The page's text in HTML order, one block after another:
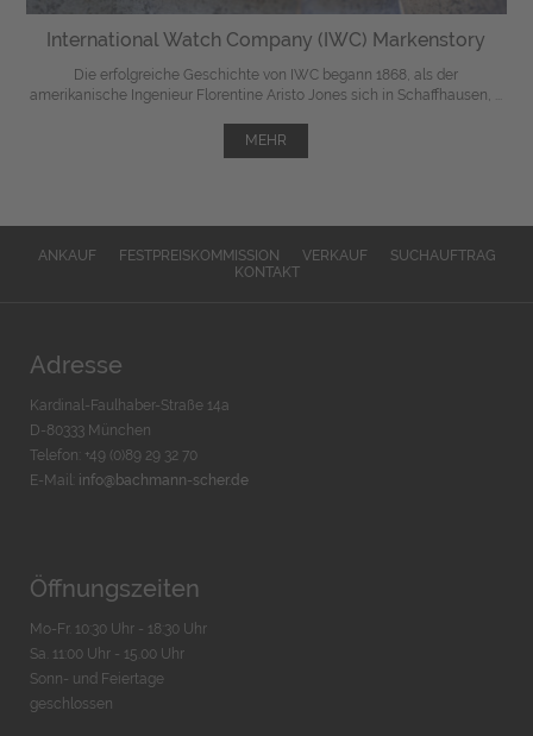
International Watch Company (IWC) Markenstory
Die erfolgreiche Geschichte von IWC begann 1868, als der
amerikanische Ingenieur Florentine Aristo Jones sich in Schaffhausen, ...
MEHR
ANKAUF FESTPREISKOMMISSION VERKAUF
SUCHAUFTRAG
KONTAKT
Adresse
Kardinal-Faulhaber-Straße 14a
D-80333 München
Telefon: +49 (0)89 29 32 70
E-Mail: info@bachmann-scher.de
Öffnungszeiten
Mo-Fr. 10:30 Uhr - 18:30 Uhr
Sa. 11:00 Uhr - 15.00 Uhr
Sonn- und Feiertage
geschlossen